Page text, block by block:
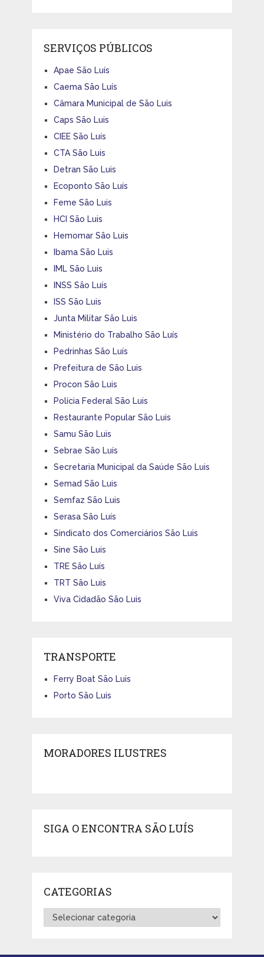
SERVIÇOS PÚBLICOS
Apae São Luís
Caema São Luís
Câmara Municipal de São Luis
Caps São Luis
CIEE São Luís
CTA São Luis
Detran São Luis
Ecoponto São Luís
Feme São Luis
HCI São Luis
Hemomar São Luis
Ibama São Luis
IML São Luis
INSS São Luís
ISS São Luis
Junta Militar São Luis
Ministério do Trabalho São Luís
Pedrinhas São Luís
Prefeitura de São Luis
Procon São Luis
Polícia Federal São Luis
Restaurante Popular São Luis
Samu São Luis
Sebrae São Luís
Secretaria Municipal da Saúde São Luis
Semad São Luis
Semfaz São Luis
Serasa São Luís
Sindicato dos Comerciários São Luis
Sine São Luis
TRE São Luís
TRT São Luis
Viva Cidadão São Luis
TRANSPORTE
Ferry Boat São Luis
Porto São Luis
MORADORES ILUSTRES
SIGA O ENCONTRA SÃO LUÍS
CATEGORIAS
Categorias